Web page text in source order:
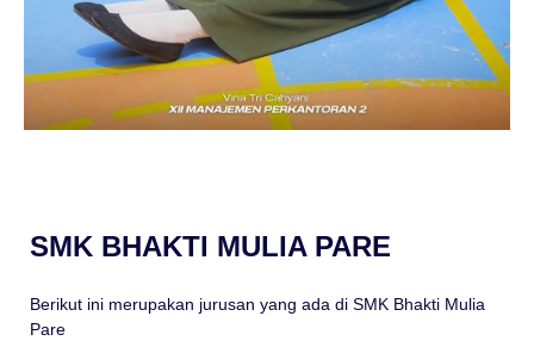
SMK BHAKTI MULIA PARE
Berikut ini merupakan jurusan yang ada di SMK Bhakti Mulia
Pare